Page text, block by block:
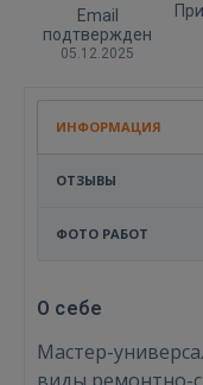
Email
подтвержден
05.12.2025
ИНФОРМАЦИЯ
ОТЗЫВЫ
ФОТО РАБОТ
О себе
Мастер-